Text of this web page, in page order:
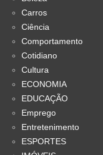
Carros
Ciência
Comportamento
Cotidiano
Cultura
ECONOMIA
EDUCAÇÃO
Emprego
Entretenimento
ESPORTES